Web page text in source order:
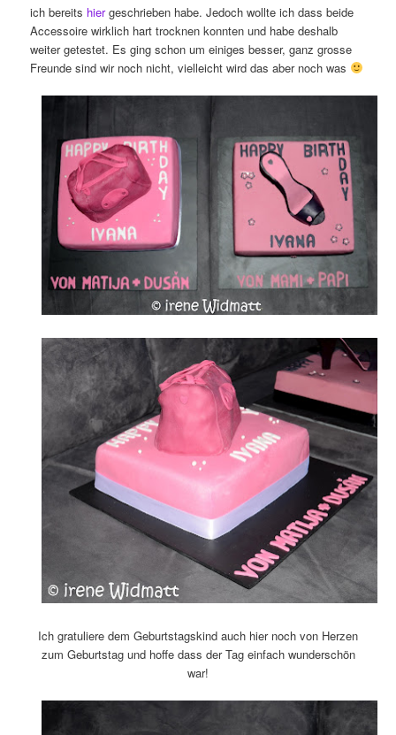
ich bereits hiergeschrieben habe. Jedoch wollte ich dass beide
Accessoire wirklich hart trocknen konnten und habe deshalb
weiter getestet. Es ging schon um einiges besser, ganz grosse
Freunde sind wir noch nicht, vielleicht wird das aber noch was
Ich gratuliere dem Geburtstagskind auch hier noch von Herzen
zum Geburtstag und hoffe dass der Tag einfach wunderschön
war!